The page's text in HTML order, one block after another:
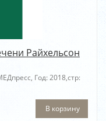
Райхельсон
Год: 2018,стр:
В корзину